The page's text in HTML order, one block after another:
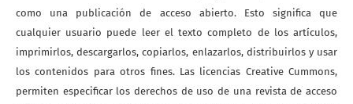
como una publicación de acceso abierto. Esto significa que
cualquier usuario puede leer el texto completo de los artículos,
imprimirlos, descargarlos, copiarlos, enlazarlos, distribuirlos y usar
los contenidos para otros fines. Las licencias Creative Cummons,
permiten especificar los derechos de uso de una revista de acceso